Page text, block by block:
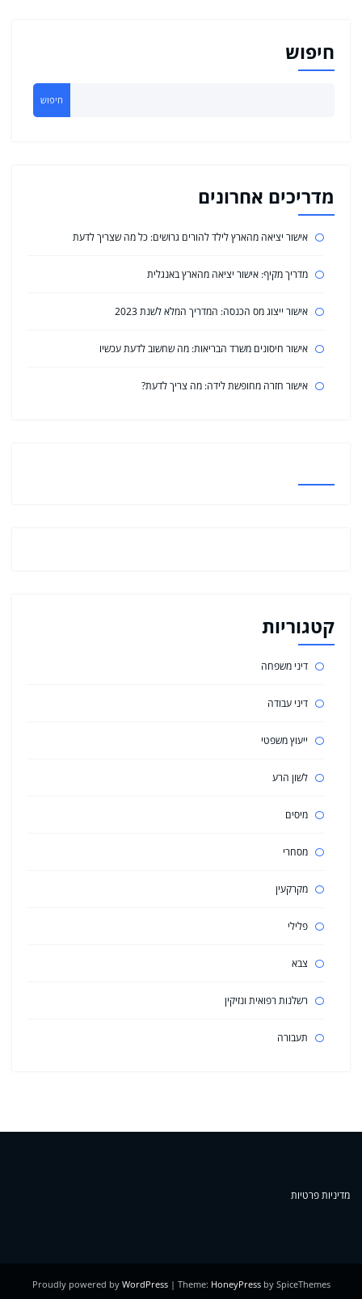
חיפוש
חיפוש
מדריכים אחרונים
אישור יציאה מהארץ לילד להורים גרושים: כל מה שצריך לדעת
מדריך מקיף: אישור יציאה מהארץ באנגלית
אישור ייצוג מס הכנסה: המדריך המלא לשנת 2023
אישור חיסונים משרד הבריאות: מה שחשוב לדעת עכשיו
אישור חזרה מחופשת לידה: מה צריך לדעת?
קטגוריות
דיני משפחה
דיני עבודה
ייעוץ משפטי
לשון הרע
מיסים
מסחרי
מקרקעין
פלילי
צבא
רשלנות רפואית ונזיקין
תעבורה
מדיניות פרטיות
Proudly powered by WordPress| Theme: HoneyPressby SpiceThemes